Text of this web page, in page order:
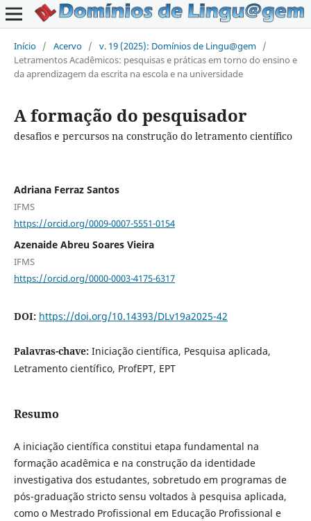
Início / Acervo / v. 19 (2025): Domínios de Lingu@gem /
Letramentos Acadêmicos: pesquisas e práticas em torno do ensino e
da aprendizagem da escrita na escola e na universidade
A formação do pesquisador
desafios e percursos na construção do letramento científico
Adriana Ferraz Santos
IFMS
https://orcid.org/0009-0007-5551-0154
Azenaide Abreu Soares Vieira
IFMS
https://orcid.org/0000-0003-4175-6317
DOI: https://doi.org/10.14393/DLv19a2025-42
Palavras-chave: Iniciação científica, Pesquisa aplicada,
Letramento científico, ProfEPT, EPT
Resumo
A iniciação científica constitui etapa fundamental na
formação acadêmica e na construção da identidade
investigativa dos estudantes, sobretudo em programas de
pós-graduação stricto sensu voltados à pesquisa aplicada,
como o Mestrado Profissional em Educação Profissional e